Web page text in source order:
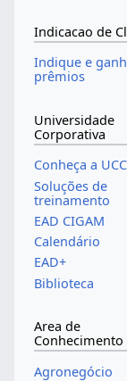
Indicacao de
Indique e
prêmios
Universidade
Corporativa
Conheça a UCC
Soluções de
treinamento
EAD CIGAM
Calendário
EAD+
Biblioteca
Area de
Conhecimento
Agronegócio